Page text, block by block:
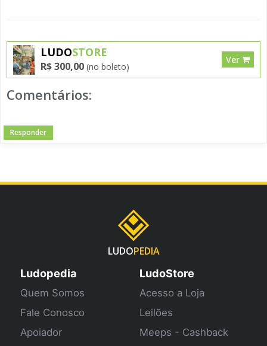
LUDOSTORE
R$ 300,00 (no boleto)
Ver
Comentários:
Responder
LUDOPEDIA
Ludopedia
Quem Somos
Fale Conosco
Apoiador
LudoStore
Acesso a Loja
Leilões
Meeps - Cashback